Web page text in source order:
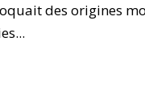
des origines